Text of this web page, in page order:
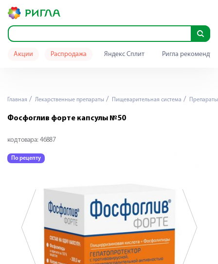
Акции Распродажа Яндекс Сплит Ригла
Главная Лекарственные препараты Пищеварительная система
Фосфоглив форте капсулы №50
код товара: 46887
По рецепту